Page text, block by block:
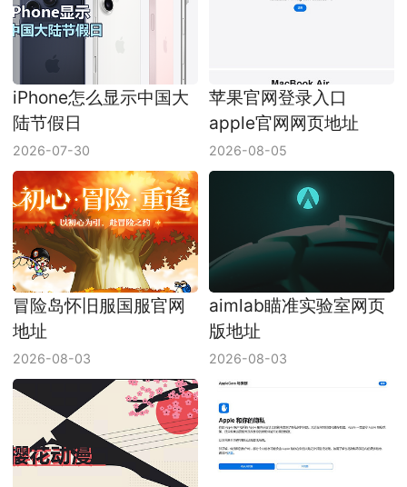
iPhone怎么显示中国大
陆节假日
2026-07-30
苹果官网登录入口
apple官网网页地址
2026-08-05
冒险岛怀旧服国服官网
地址
2026-08-03
aimlab瞄准实验室网页
版地址
2026-08-03